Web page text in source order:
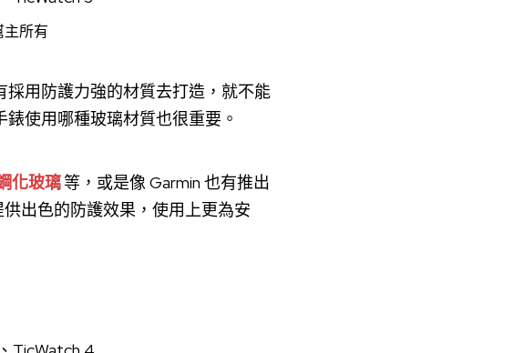
主所有
用防護力強的材質去打造，就不能
使用哪種玻璃材質也很重要。
化玻璃等，或是像 Garmin 也有推出
出色的防護效果，使用上更為安